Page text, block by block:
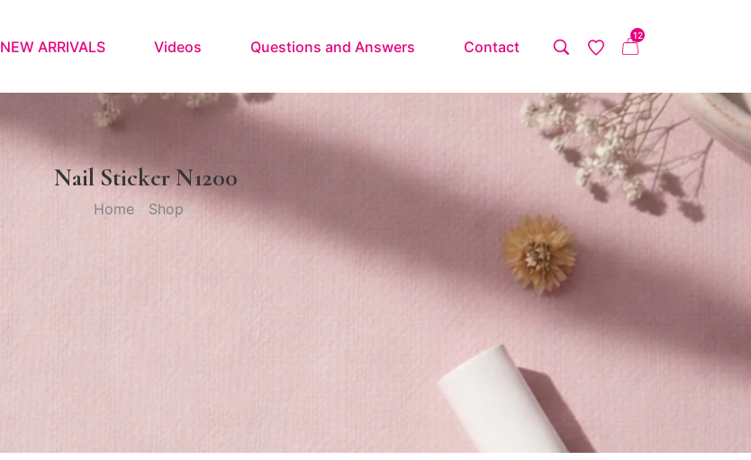
NEW ARRIVALS Videos Questions and Answers Contact
12
Nail Sticker N1200
Home / Shop /